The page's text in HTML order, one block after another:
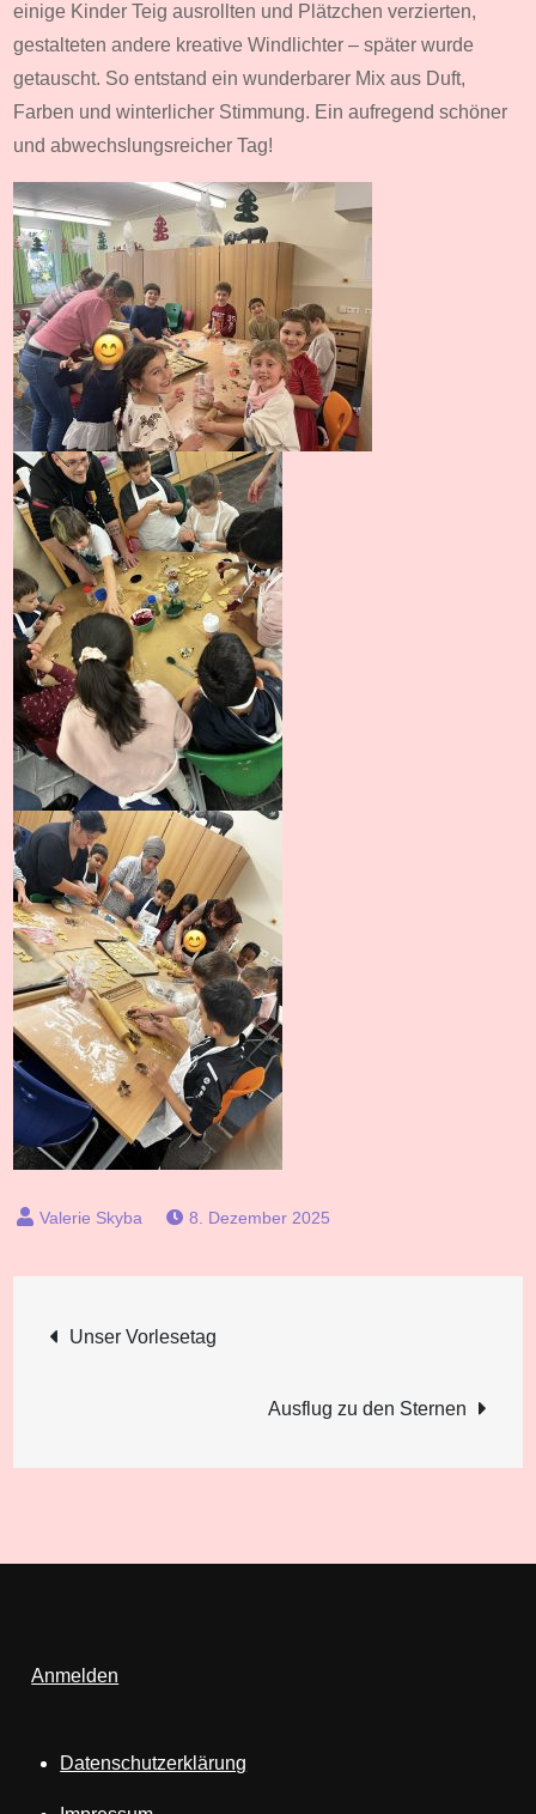
einige Kinder Teig ausrollten und Plätzchen verzierten,
gestalteten andere kreative Windlichter – später wurde
getauscht. So entstand ein wunderbarer Mix aus Duft,
Farben und winterlicher Stimmung. Ein aufregend schöner
und abwechslungsreicher Tag!
8. Dezember 2025
Beitragsnavigation
Unser Vorlesetag
Ausflug zu den Sternen
Anmelden
Datenschutzerklärung